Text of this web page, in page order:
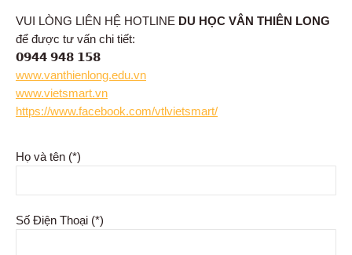
VUI LÒNG LIÊN HỆ HOTLINE DU HỌC VÂN THIÊN LONG
để được tư vấn chi tiết:
𝟬𝟵𝟰𝟰 𝟵𝟰𝟴 𝟭𝟱𝟴
www.vanthienlong.edu.vn
www.vietsmart.vn
https://www.facebook.com/vtlvietsmart/
Họ và tên (*)
Số Điện Thoại (*)